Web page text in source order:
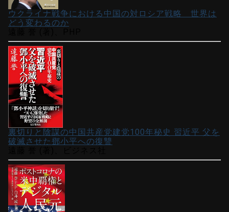
ウクライナ戦争における中国の対ロシア戦略 世界は
どう変わるのか
裏切りと陰謀の中国共産党建党100年秘史 習近平 父を
破滅させた鄧小平への復讐